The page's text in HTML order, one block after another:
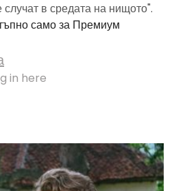
в средата на нищото".
само за Премиум
in here